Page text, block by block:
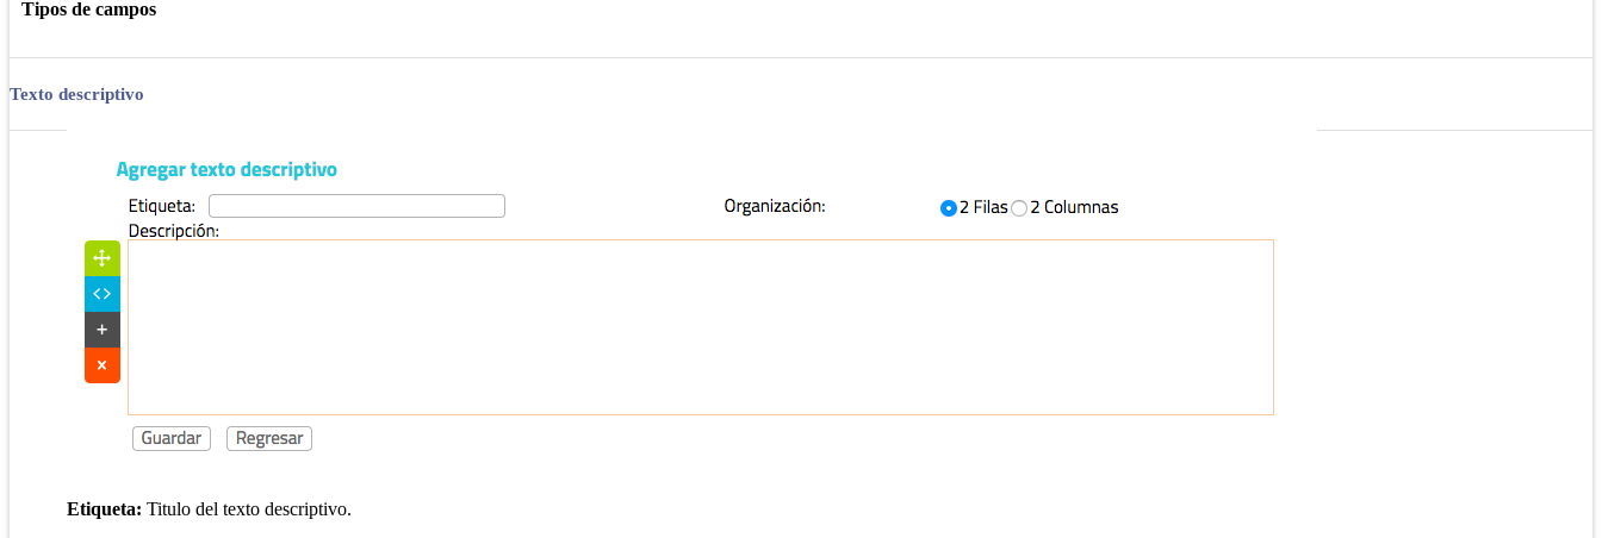
Tipos de campos
Texto descriptivo
Etiqueta: Titulo del texto descriptivo.